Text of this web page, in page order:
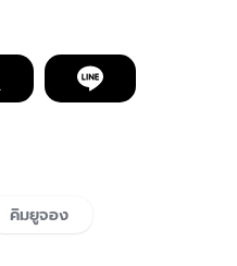
คิมยูจอง